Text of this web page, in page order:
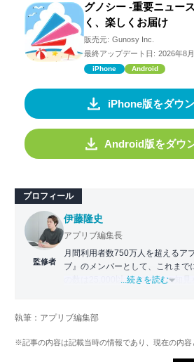
グノシー -重要ニュー
く、楽しくお届け
販売元: Gunosy Inc.
最終アップデート日: 2026年8
iPhone Android
iPhone版をダウ
Android版をダウ
プロフィール
監修者
伊藤隆史
アプリブ編集長
月間利用者数750万人を超えるア
ブ』のメンバーとして、これまで
の数は25,000以上。アプリの知見
化アプリの紹介）、TBS『サタプ
スマホアプリ）他
...続きを読む
執筆：アプリブ編集部
※記事の内容は記載当時の情報であり、現在の内容